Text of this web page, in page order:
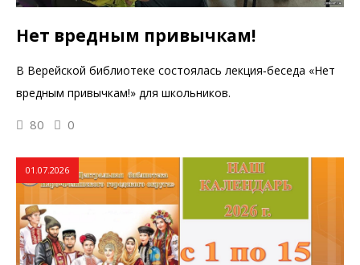
Нет вредным привычкам!
В Верейской библиотеке состоялась лекция‑беседа «Нет
вредным привычкам!» для школьников.
80 0
01.07.2026